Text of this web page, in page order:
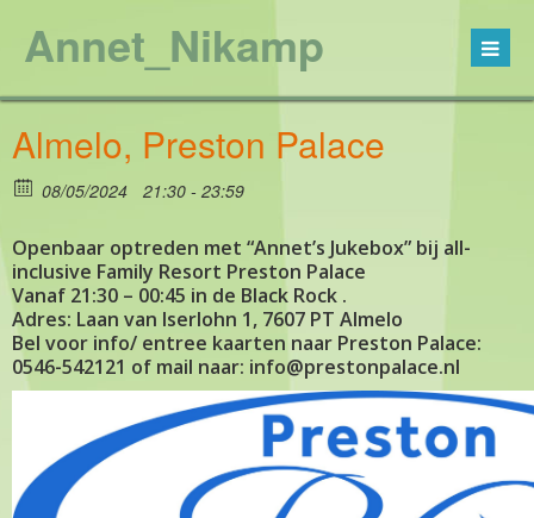
Annet_Nikamp
Almelo, Preston Palace
08/05/2024 21:30 - 23:59
Openbaar optreden met “Annet’s Jukebox” bij all-
inclusive Family Resort Preston Palace
Vanaf 21:30 – 00:45 in de Black Rock .
Adres: Laan van Iserlohn 1, 7607 PT Almelo
Bel voor info/ entree kaarten naar Preston Palace:
0546-542121 of mail naar: info@prestonpalace.nl